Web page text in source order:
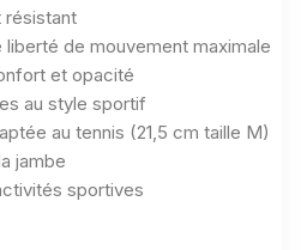
résistant
de mouvement maximale
et opacité
au style sportif
au tennis (21,5 cm taille M)
jambe
sportives